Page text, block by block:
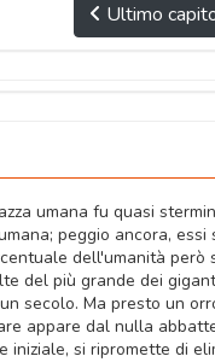
Ultimo
umana fu quasi
peggio ancora,
dell'umanità
del più grande dei
secolo. Ma presto un
appare dal nulla
iniziale, si ripromette di